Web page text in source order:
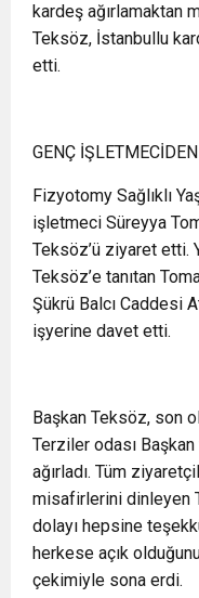
kardeş ağırlamaktan
Teksöz, İstanbullu
etti.
GENÇ
Fizyotomy Sağlıklı
işletmeci Süreyya
Teksöz’ü ziyaret etti.
Teksöz’e tanıtan
Şükrü Balcı Caddesi
işyerine davet etti.
Başkan Teksöz, son
Terziler odası
ağırladı. Tüm
misafirlerini dinleyen
dolayı hepsine
herkese açık
çekimiyle sona erdi.